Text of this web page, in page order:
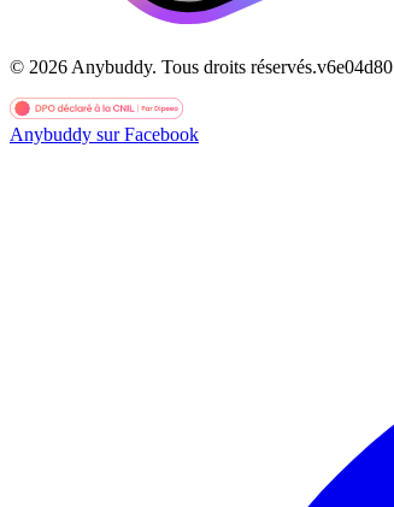
© 2026 Anybuddy. Tous droits réservés.v6e04d80
Anybuddy sur Facebook